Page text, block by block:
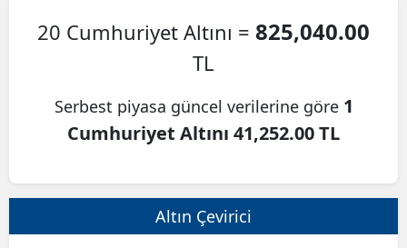
20 Cumhuriyet Altını = 825,040.00
TL
Serbest piyasa güncel verilerine göre 1
Cumhuriyet Altını 41,252.00 TL
Altın Çevirici